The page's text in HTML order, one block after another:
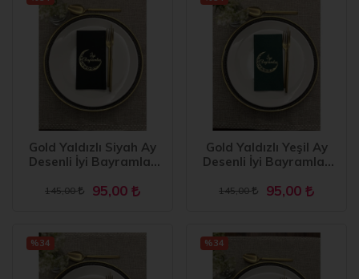
Gold Yaldızlı Siyah Ay
Desenli İyi Bayramlar
145,00 95,00
Gold Yaldızlı Yeşil Ay
Desenli İyi Bayramlar
145,00 95,00
%34 %34